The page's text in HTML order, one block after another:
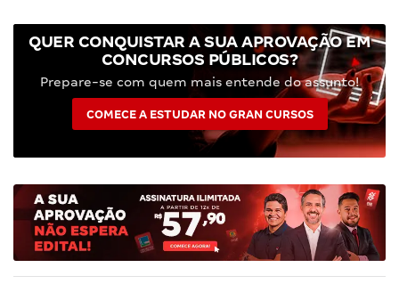
QUER CONQUISTAR A SUA APROVAÇÃO EM
CONCURSOS PÚBLICOS?
Prepare-se com quem mais entende do assunto!
COMECE A ESTUDAR NO GRAN CURSOS